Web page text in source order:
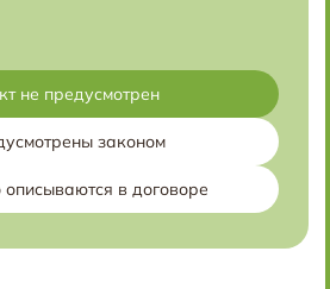
не предусмотрен
законом
в договоре